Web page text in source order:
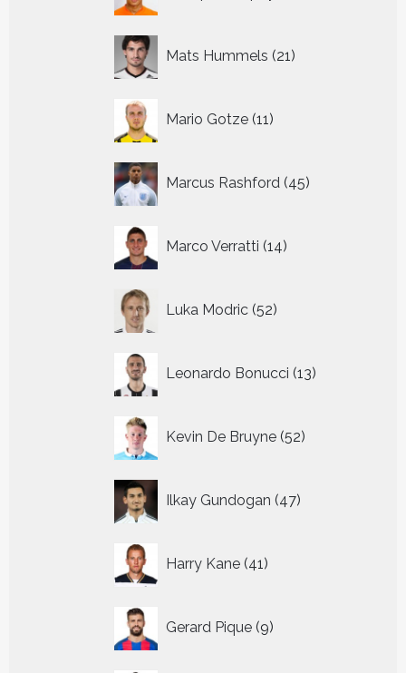
Mats Hummels 21
producten
Mario Gotze 11
producten
Marcus Rashford 45
producten
Marco Verratti 14
producten
Luka Modric 52
producten
Leonardo Bonucci 13
producten
Kevin De Bruyne 52
producten
Ilkay Gundogan 47
producten
Harry Kane 41
producten
Gerard Pique 9
producten